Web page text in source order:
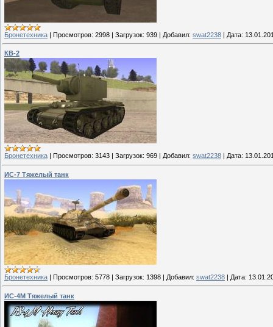
Бронетехника | Просмотров: 2998 | Загрузок: 939 | Добавил: swat2238 | Дата:
КВ-2
Бронетехника Просмотров: 3143 Загрузок: 969 Добавил: swat2238 Дата:
ИС-7 Тяжелый танк
Бронетехника | Просмотров: 5778 | Загрузок: 1398 | Добавил: swat2238 | Дата:
ИС-4M Тяжелый танк